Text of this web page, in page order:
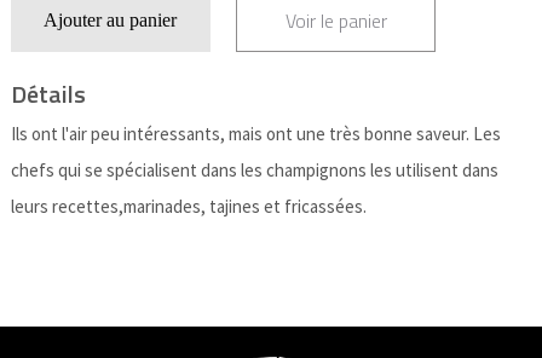
Ajouter au panier Voir le panier
Détails
Ils ont l'air peu intéressants, mais ont une très bonne saveur. Les
chefs qui se spécialisent dans les champignons les utilisent dans
leurs recettes,marinades, tajines et fricassées.